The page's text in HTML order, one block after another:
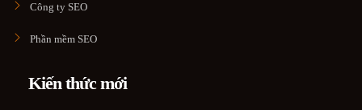
Công ty SEO
Phần mềm SEO
Kiến thức mới